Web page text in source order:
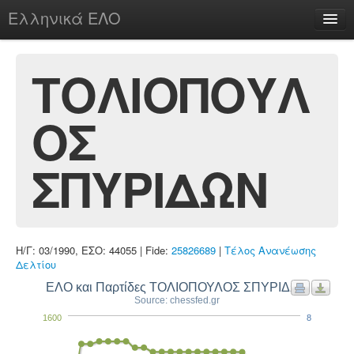
Ελληνικά ΕΛΟ
chesstu.be @ discord
Login
ΤΟΛΙΟΠΟΥΛ
ΟΣ
ΣΠΥΡΙΔΩΝ
Η/Γ: 03/1990, ΕΣΟ: 44055 | Fide: 25826689 | Τέλος Ανανέωσης
Δελτίου
ΕΛΟ και Παρτίδες ΤΟΛΙΟΠΟΥΛΟΣ ΣΠΥΡΙΔΩΝ
Source: chessfed.gr
1600 8